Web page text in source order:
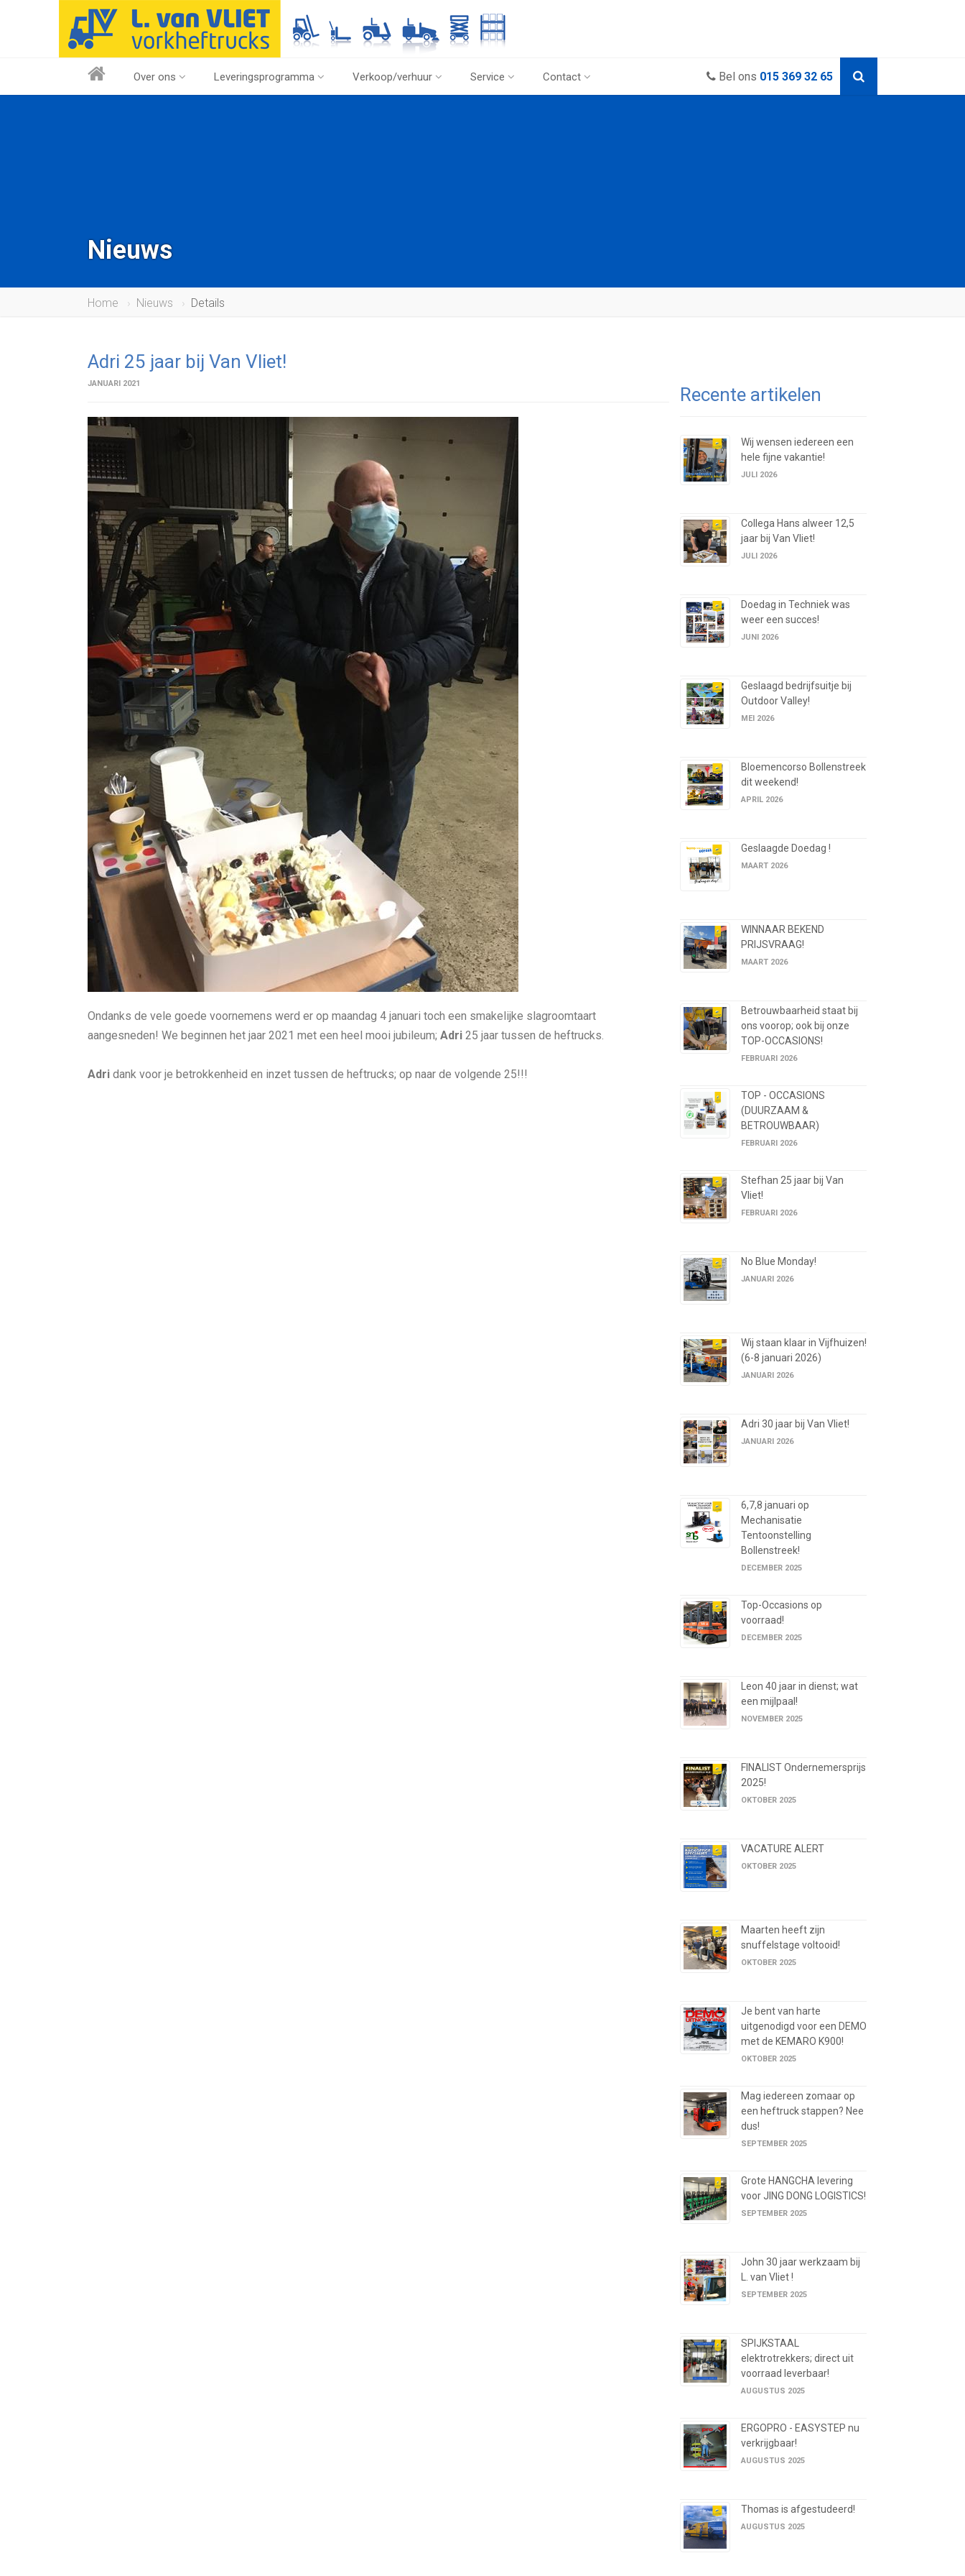
Bel ons 015 369 32 65
Over ons Leveringsprogramma Verkoop/verhuur Service Contact
Nieuws
Home Nieuws Details
Adri 25 jaar bij Van Vliet!
JANUARI 2021
Ondanks de vele goede voornemens werd er op maandag 4 januari toch een smakelijke slagroomtaart
aangesneden! We beginnen het jaar 2021 met een heel mooi jubileum; Adri 25 jaar tussen de heftrucks.
Adri dank voor je betrokkenheid en inzet tussen de heftrucks; op naar de volgende 25!!!
Recente artikelen
Wij wensen iedereen een
hele fijne vakantie!
JULI 2026
Collega Hans alweer 12,5
jaar bij Van Vliet!
JULI 2026
Doedag in Techniek was
weer een succes!
JUNI 2026
Geslaagd bedrijfsuitje bij
Outdoor Valley!
MEI 2026
Bloemencorso Bollenstreek
dit weekend!
APRIL 2026
Geslaagde Doedag !
MAART 2026
WINNAAR BEKEND
PRIJSVRAAG!
MAART 2026
Betrouwbaarheid staat bij
ons voorop; ook bij onze
TOP-OCCASIONS!
FEBRUARI 2026
TOP - OCCASIONS
(DUURZAAM &
BETROUWBAAR)
FEBRUARI 2026
Stefhan 25 jaar bij Van
Vliet!
FEBRUARI 2026
No Blue Monday!
JANUARI 2026
Wij staan klaar in Vijfhuizen!
(6-8 januari 2026)
JANUARI 2026
Adri 30 jaar bij Van Vliet!
JANUARI 2026
6,7,8 januari op
Mechanisatie
Tentoonstelling
Bollenstreek!
DECEMBER 2025
Top-Occasions op
voorraad!
DECEMBER 2025
Leon 40 jaar in dienst; wat
een mijlpaal!
NOVEMBER 2025
FINALIST Ondernemersprijs
2025!
OKTOBER 2025
VACATURE ALERT
OKTOBER 2025
Maarten heeft zijn
snuffelstage voltooid!
OKTOBER 2025
Je bent van harte
uitgenodigd voor een DEMO
met de KEMARO K900!
OKTOBER 2025
Mag iedereen zomaar op
een heftruck stappen? Nee
dus!
SEPTEMBER 2025
Grote HANGCHA levering
voor JING DONG LOGISTICS!
SEPTEMBER 2025
John 30 jaar werkzaam bij
L. van Vliet !
SEPTEMBER 2025
SPIJKSTAAL
elektrotrekkers; direct uit
voorraad leverbaar!
AUGUSTUS 2025
ERGOPRO - EASYSTEP nu
verkrijgbaar!
AUGUSTUS 2025
Thomas is afgestudeerd!
AUGUSTUS 2025